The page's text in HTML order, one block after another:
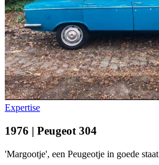
Expertise
1976 | Peugeot 304
'Margootje', een Peugeotje in goede staat